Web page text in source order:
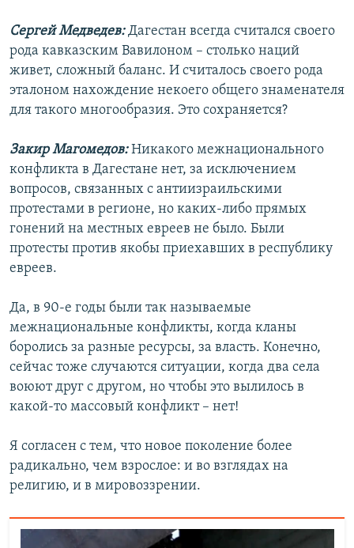
Сергей Медведев:Дагестан всегда считался своего
рода кавказским Вавилоном – столько наций
живет, сложный баланс. И считалось своего рода
эталоном нахождение некоего общего знаменателя
для такого многообразия. Это сохраняется?
Закир Магомедов:Никакого межнационального
конфликта в Дагестане нет, за исключением
вопросов, связанных с антиизраильскими
протестами в регионе, но каких-либо прямых
гонений на местных евреев не было. Были
протесты против якобы приехавших в республику
евреев.
Да, в 90-е годы были так называемые
межнациональные конфликты, когда кланы
боролись за разные ресурсы, за власть. Конечно,
сейчас тоже случаются ситуации, когда два села
воюют друг с другом, но чтобы это вылилось в
какой-то массовый конфликт – нет!
Я согласен с тем, что новое поколение более
радикально, чем взрослое: и во взглядах на
религию, и в мировоззрении.